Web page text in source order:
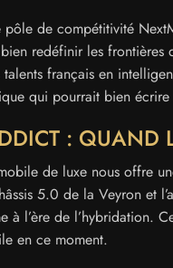
de compétitivité
redéfinir les
talents français en
qui pourrait bien
: QUAND
de luxe nous offre
5.0 de la Veyron et
l’ère de l’hybridation.
en ce moment.